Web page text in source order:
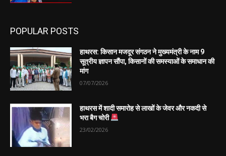
POPULAR POSTS
हाथरस: किसान मजदूर संगठन ने मुख्यमंत्री के नाम 9
सूत्रीय ज्ञापन सौंपा, किसानों की समस्याओं के समाधान की
मांग
07/07/2026
हाथरस में शादी समारोह से लाखों के जेवर और नकदी से
भरा बैग चोरी
23/02/2026